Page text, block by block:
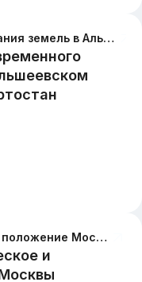
Анализ современного использования земель в Альшеевском районе Республики Башкортостан
географическое и политическое положение Москвы